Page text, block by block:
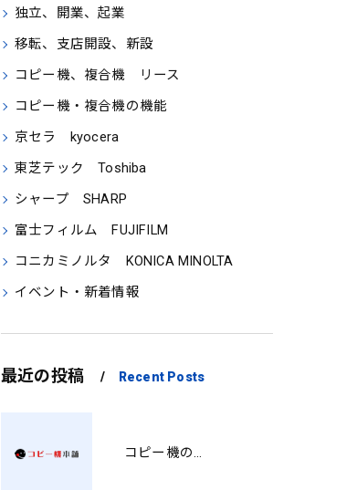
独立、開業、起業
移転、支店開設、新設
コピー機、複合機 リース
コピー機・複合機の機能
京セラ kyocera
東芝テック Toshiba
シャープ SHARP
富士フィルム FUJIFILM
コニカミノルタ KONICA MINOLTA
イベント・新着情報
最近の投稿 Recent Posts
コピー機の製品情報を徹底比較導入コストから使い勝手まで解説